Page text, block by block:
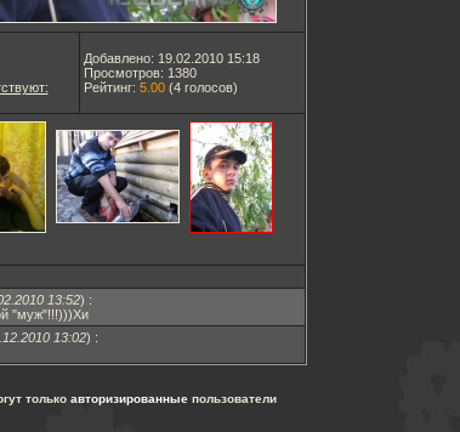
Добавлено: 19.02.2010 15:18
Просмотров: 1380
Рейтинг: 5.00(4голосов)
13:52) :
"муж"!!!)))Хи
13:02) :
только авторизированныепользователи